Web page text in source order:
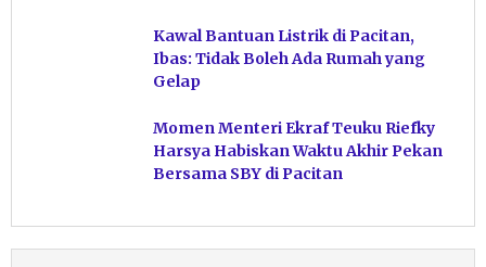
Kawal Bantuan Listrik di Pacitan,
Ibas: Tidak Boleh Ada Rumah yang
Gelap
Momen Menteri Ekraf Teuku Riefky
Harsya Habiskan Waktu Akhir Pekan
Bersama SBY di Pacitan